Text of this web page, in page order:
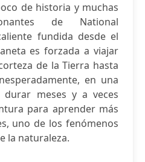
de historia y muchas
de National
fundida desde el
es forzada a viajar
de la Tierra hasta
en una
meses y a veces
para aprender más
uno de los fenómenos
la naturaleza.